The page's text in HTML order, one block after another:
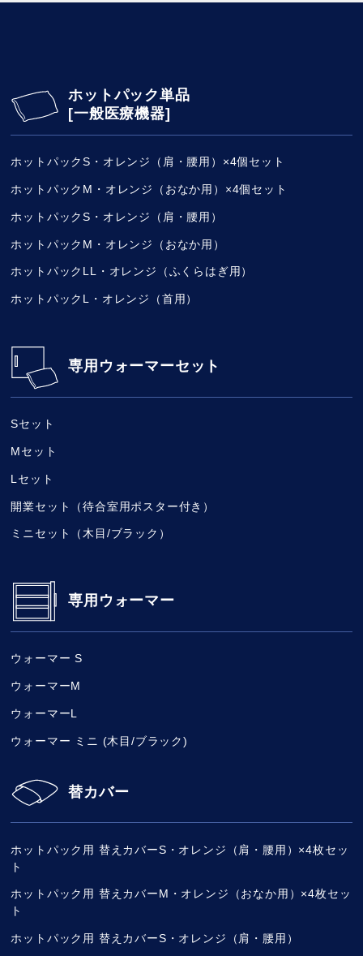
ホットパック単品
[一般医療機器]
ホットパックS・オレンジ（肩・腰用）×4個セット
ホットパックM・オレンジ（おなか用）×4個セット
ホットパックS・オレンジ（肩・腰用）
ホットパックM・オレンジ（おなか用）
ホットパックLL・オレンジ（ふくらはぎ用）
ホットパックL・オレンジ（首用）
専用ウォーマーセット
Sセット
Mセット
Lセット
開業セット（待合室用ポスター付き）
ミニセット（木目/ブラック）
専用ウォーマー
ウォーマー S
ウォーマーM
ウォーマーL
ウォーマー ミニ (木目/ブラック)
替カバー
ホットパック用 替えカバーS・オレンジ（肩・腰用）×4枚セッ
ト
ホットパック用 替えカバーM・オレンジ（おなか用）×4枚セッ
ト
ホットパック用 替えカバーS・オレンジ（肩・腰用）